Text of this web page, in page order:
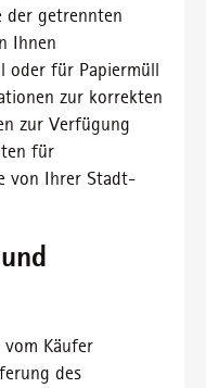
der getrennten
Ihnen
oder für Papiermüll
zur korrekten
zur Verfügung
für
von Ihrer Stadt-
Käufer
des